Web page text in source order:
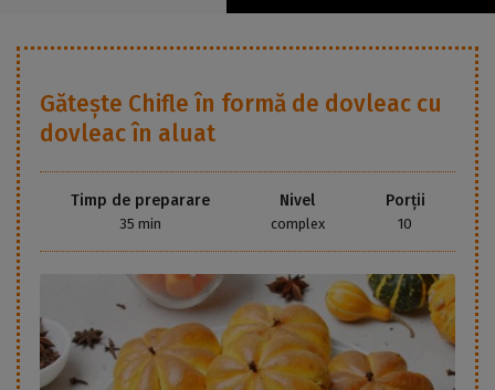
Gătește Chifle în formă de dovleac cu
dovleac în aluat
Timp de preparare
35 min
Nivel
complex
Porții
10